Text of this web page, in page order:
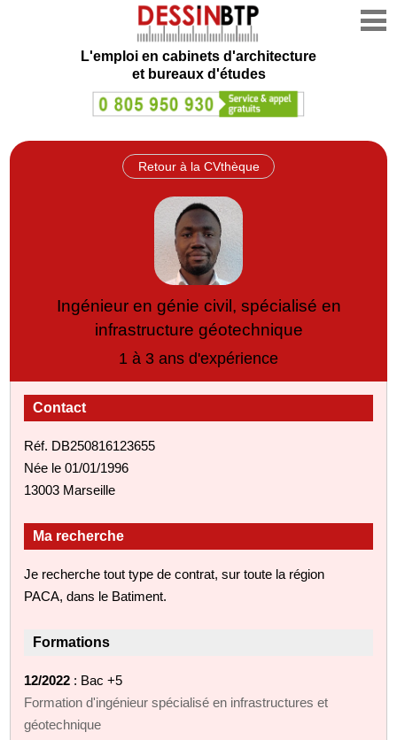
L'emploi en cabinets d'architecture
et bureaux d'études
Retour à la CVthèque
Ingénieur en génie civil, spécialisé en
infrastructure géotechnique
1 à 3 ans d'expérience
Contact
Réf. DB250816123655
Née le 01/01/1996
13003 Marseille
Ma recherche
Je recherche tout type de contrat, sur toute la région
PACA, dans le Batiment.
Formations
12/2022 : Bac +5
Formation d'ingénieur spécialisé en infrastructures et
géotechnique